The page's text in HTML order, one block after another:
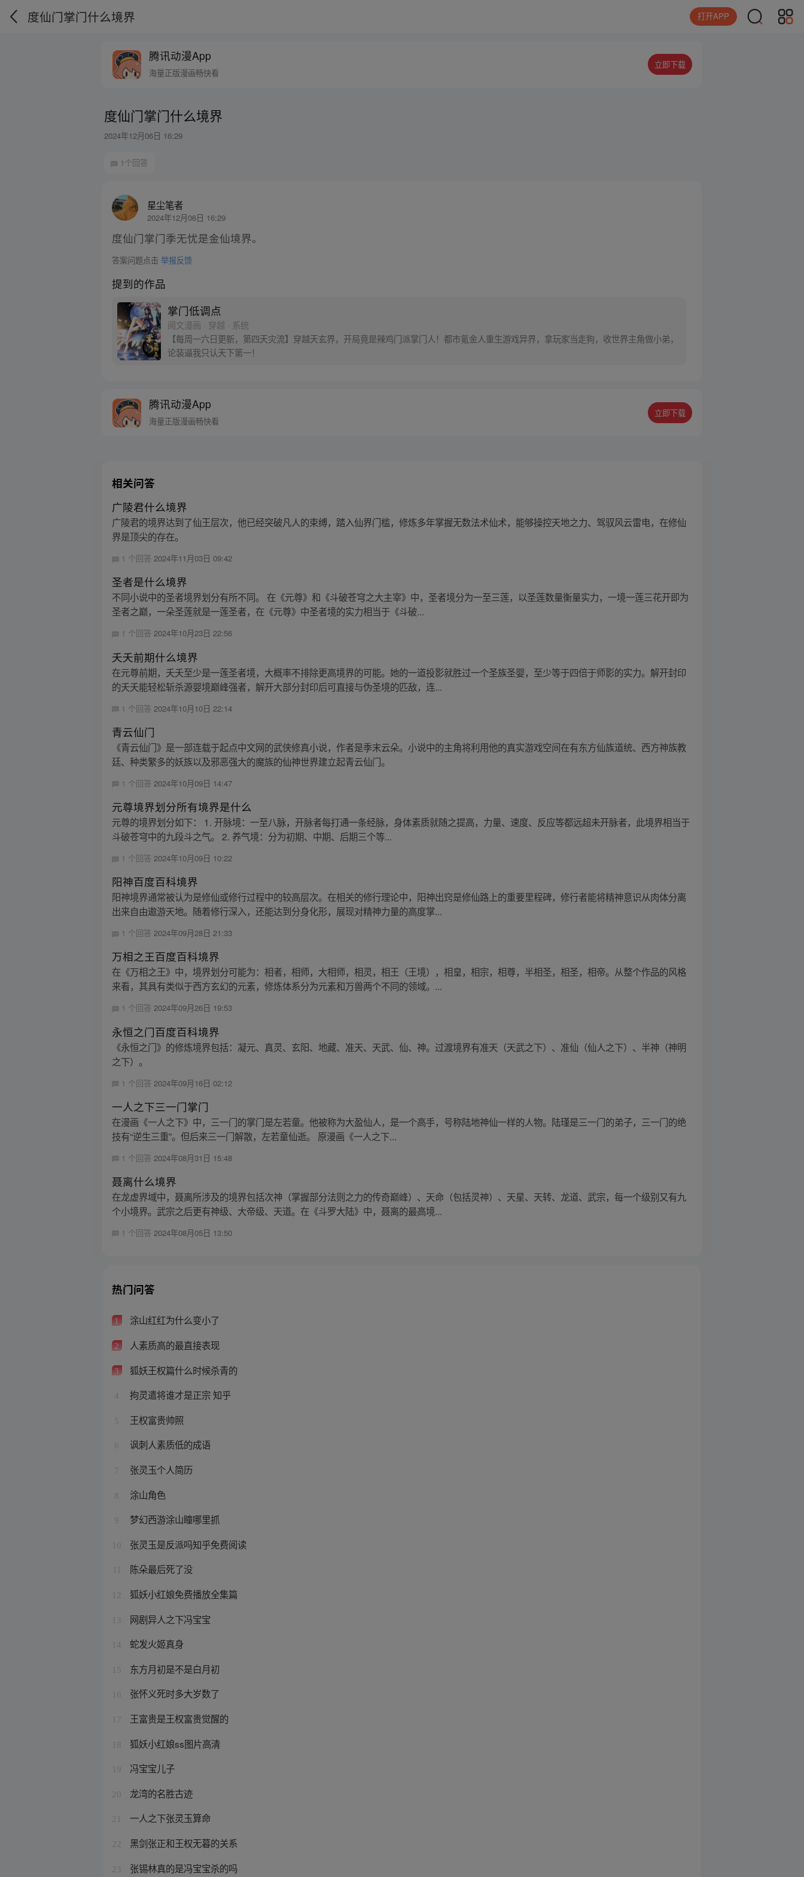
度仙门掌门什么境界 打开APP
腾讯动漫App
海量正版漫画畅快看
立即下载
度仙门掌门什么境界
2024年12月06日 16:29
1个回答
星尘笔者
2024年12月06日 16:29
度仙门掌门季无忧是金仙境界。
答案问题点击举报反馈
提到的作品
掌门低调点
阅文漫画 · 穿越 · 系统
【每周一六日更新，第四天灾流】穿越天玄界，开局竟是辣鸡门派掌门人！都市氪金人重生游戏异界，拿玩家当走狗，收世界主角做小弟，
论装逼我只认天下第一！
腾讯动漫App
海量正版漫画畅快看
立即下载
相关问答
广陵君什么境界
广陵君的境界达到了仙王层次，他已经突破凡人的束缚，踏入仙界门槛，修炼多年掌握无数法术仙术，能够操控天地之力、驾驭风云雷电，在修仙
界是顶尖的存在。
1 个回答2024年11月03日 09:42
圣者是什么境界
不同小说中的圣者境界划分有所不同。 在《元尊》和《斗破苍穹之大主宰》中，圣者境分为一至三莲，以圣莲数量衡量实力，一境一莲三花开即为
圣者之巅，一朵圣莲就是一莲圣者，在《元尊》中圣者境的实力相当于《斗破...
1 个回答2024年10月23日 22:56
夭夭前期什么境界
在元尊前期，夭夭至少是一莲圣者境，大概率不排除更高境界的可能。她的一道投影就胜过一个圣族圣婴，至少等于四倍于师影的实力。解开封印
的夭夭能轻松斩杀源婴境巅峰强者，解开大部分封印后可直接与伪圣境的匹敌，连...
1 个回答 2024年10月10日 22:14
青云仙门
《青云仙门》是一部连载于起点中文网的武侠修真小说，作者是季末云朵。小说中的主角将利用他的真实游戏空间在有东方仙族道统、西方神族教
廷、种类繁多的妖族以及邪恶强大的魔族的仙神世界建立起青云仙门。
1 个回答 2024年10月09日 14:47
元尊境界划分所有境界是什么
元尊的境界划分如下： 1. 开脉境：一至八脉，开脉者每打通一条经脉，身体素质就随之提高，力量、速度、反应等都远超未开脉者，此境界相当于
斗破苍穹中的九段斗之气。 2. 养气境：分为初期、中期、后期三个等...
1 个回答2024年10月09日 10:22
阳神百度百科境界
阳神境界通常被认为是修仙或修行过程中的较高层次。在相关的修行理论中，阳神出窍是修仙路上的重要里程碑，修行者能将精神意识从肉体分离
出来自由遨游天地。随着修行深入，还能达到分身化形，展现对精神力量的高度掌...
1 个回答2024年09月28日 21:33
万相之王百度百科境界
在《万相之王》中，境界划分可能为：相者，相师，大相师，相灵，相王（王境），相皇，相宗，相尊，半相圣，相圣，相帝。从整个作品的风格
来看，其具有类似于西方玄幻的元素，修炼体系分为元素和万兽两个不同的领域。...
1 个回答2024年09月26日 19:53
永恒之门百度百科境界
《永恒之门》的修炼境界包括：凝元、真灵、玄阳、地藏、准天、天武、仙、神。过渡境界有准天（天武之下）、准仙（仙人之下）、半神（神明
之下）。
1 个回答 2024年09月16日 02:12
一人之下三一门掌门
在漫画《一人之下》中，三一门的掌门是左若童。他被称为大盈仙人，是一个高手，号称陆地神仙一样的人物。陆瑾是三一门的弟子，三一门的绝
技有“逆生三重”。但后来三一门解散，左若童仙逝。 原漫画《一人之下...
1 个回答 2024年08月31日 15:48
聂离什么境界
在龙虚界域中，聂离所涉及的境界包括次神（掌握部分法则之力的传奇巅峰）、天命（包括灵神）、天星、天转、龙道、武宗，每一个级别又有九
个小境界。武宗之后更有神级、大帝级、天道。在《斗罗大陆》中，聂离的最高境...
1 个回答2024年08月05日 13:50
热门问答
1 涂山红红为什么变小了
2 人素质高的最直接表现
3 狐妖王权篇什么时候杀青的
4 拘灵遣将谁才是正宗 知乎
5 王权富贵帅照
6 讽刺人素质低的成语
7 张灵玉个人简历
8 涂山角色
9 梦幻西游涂山瞳哪里抓
10 张灵玉是反派吗知乎免费阅读
陈朵最后死了没
12 狐妖小红娘免费播放全集篇
13 网剧异人之下冯宝宝
14 蛇发火姬真身
15 东方月初是不是白月初
16 张怀义死时多大岁数了
17 王富贵是王权富贵觉醒的
18 狐妖小红娘ss图片高清
19 冯宝宝儿子
20 龙湾的名胜古迹
21 一人之下张灵玉算命
22 黑剑张正和王权无暮的关系
23 张锡林真的是冯宝宝杀的吗